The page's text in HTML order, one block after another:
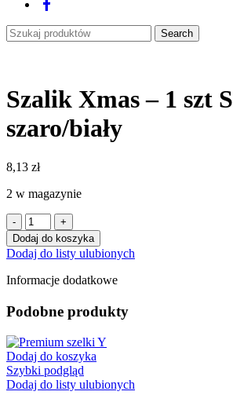
Search
Szalik Xmas – 1 szt S
szaro/biały
8,13 zł
2 w magazynie
ilość
Szalik
Xmas
-
1
S
szaro/biały
Dodaj do koszyka
Dodaj do listy ulubionych
Informacje dodatkowe
Podobne produkty
Dodaj do koszyka
Szybki podgląd
Dodaj do listy ulubionych